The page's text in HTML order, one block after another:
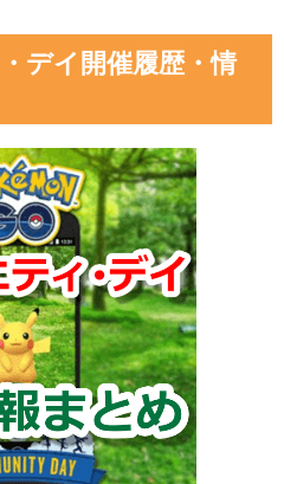
デイ開催履歴・情